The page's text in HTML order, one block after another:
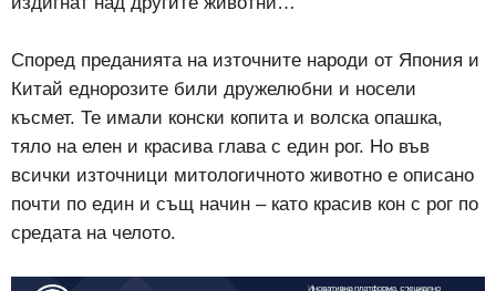
Според преданията на източните народи от Япония и
Китай еднорозите били дружелюбни и носели
късмет. Те имали конски копита и волска опашка,
тяло на елен и красива глава с един рог. Но във
всички източници митологичното животно е описано
почти по един и същ начин – като красив кон с рог по
средата на челото.